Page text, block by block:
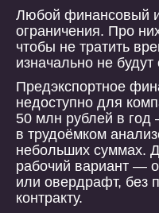
Любой финансовый
ограничения. Про
чтобы не тратить
изначально не
Предэкспортное
недоступно для
50 млн рублей в
в трудоёмком
небольших суммах.
рабочий вариант —
или овердрафт, без
контракту.